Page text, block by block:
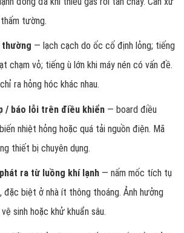
tường.
— lạch cạch do ốc cố định lỏng; tiếng
chạm vỏ; tiếng ù lớn khi máy nén có vấn đề.
ra hỏng hóc khác nhau.
/ báo lỗi trên điều khiển— board điều
nhiệt hỏng hoặc quá tải nguồn điện. Mã
thiết bị chuyên dụng.
ra từ luồng khí lạnh— nấm mốc tích tụ
đặc biệt ở nhà ít thông thoáng. Ảnh hưởng
sinh hoặc khử khuẩn sâu.